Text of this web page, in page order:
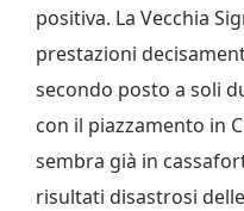
positiva. La Vecchia
prestazioni
secondo posto a soli
con il piazzamento in
sembra già in
risultati disastrosi